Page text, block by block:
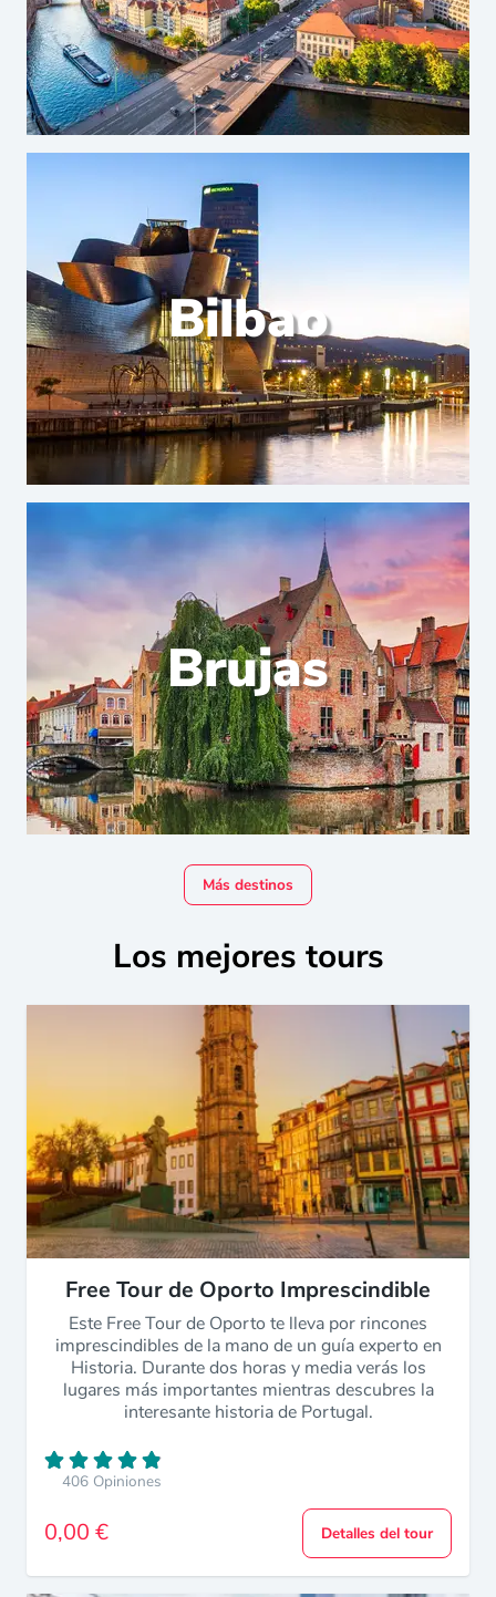
Bilbao
Brujas
Más destinos
Los mejores tours
Free Tour de Oporto Imprescindible
Este Free Tour de Oporto te lleva por rincones
imprescindibles de la mano de un guía experto en
Historia. Durante dos horas y media verás los
lugares más importantes mientras descubres la
interesante historia de Portugal.
406 Opiniones
0,00 € Detalles del tour